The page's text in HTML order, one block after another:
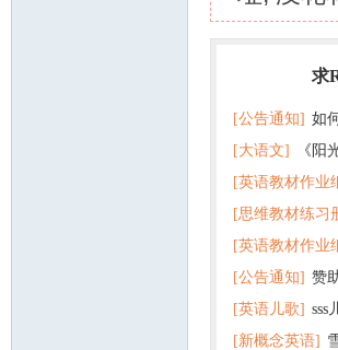
求
[公告通知] 如
[大语文]
《阳
+英语
[英语教材作业
+音频 百度云
[思维教材练习
子版PDF全册
[英语教材作业
版pdf 百度网
[公告通知] 赞
[英语儿歌] sss
百度云网盘下
[新概念英语]